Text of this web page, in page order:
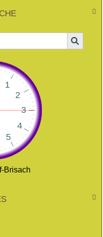

Brisach
